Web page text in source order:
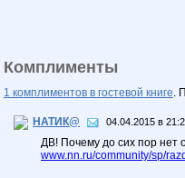
Комплименты
1 комплиментов в гостевой книге.
НАТИК@ 04.04.2015 в
ДВ! Почему до сих пор нет
www.nn.ru/community/sp/